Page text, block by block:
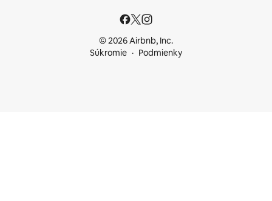
© 2026 Airbnb, Inc.
Súkromie
Podmienky